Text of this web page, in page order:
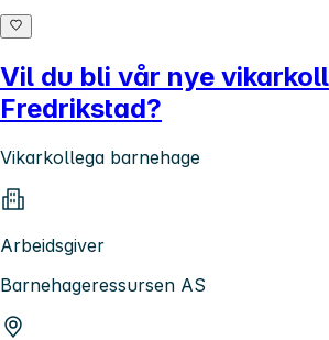
Vil du bli vår nye
Fredrikstad?
Vikarkollega barnehage
Arbeidsgiver
Barnehageressursen AS